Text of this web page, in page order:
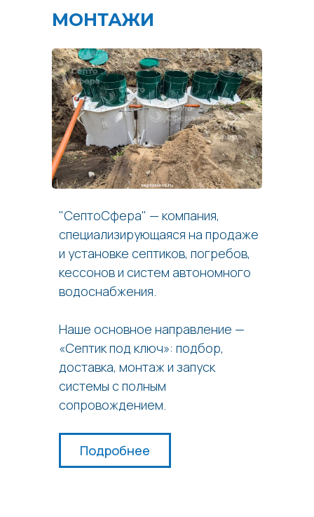
МОНТАЖИ
"СептоСфера" — компания,
специализирующаяся на продаже
и установке септиков, погребов,
кессонов и систем автономного
водоснабжения.
Наше основное направление —
«Септик под ключ»: подбор,
доставка, монтаж и запуск
системы с полным
сопровождением.
Подробнее